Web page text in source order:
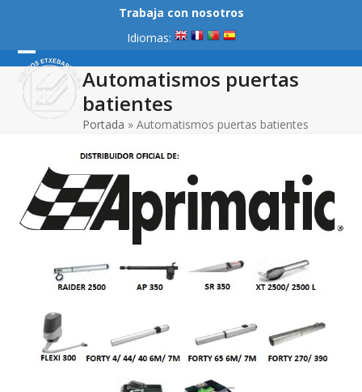
content
Trabaja con nosotros
Idiomas:
Open
mobile
Close
mobile
Automatismos puertas
batientes
Portada »Automatismos puertas batientes